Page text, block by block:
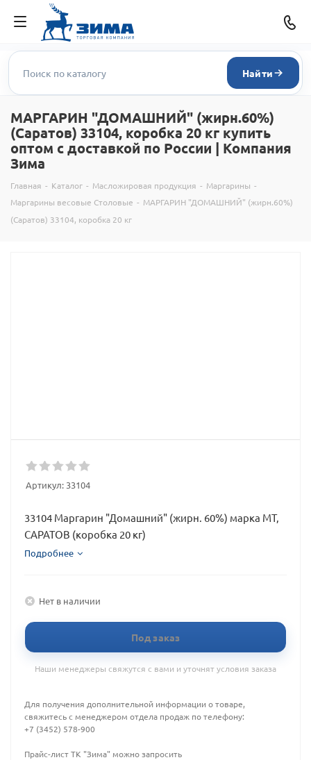
Найти
МАРГАРИН "ДОМАШНИЙ" (жирн.60%)
(Саратов) 33104, коробка 20 кг купить
оптом с доставкой по России | Компания
Зима
Главная - Каталог - Масложировая продукция - Маргарины -
Маргарины весовые Столовые - МАРГАРИН "ДОМАШНИЙ" (жирн.60%)
(Саратов) 33104, коробка 20 кг
Артикул: 33104
33104 Маргарин "Домашний" (жирн. 60%) марка МТ,
САРАТОВ (коробка 20 кг)
Подробнее
Нет в наличии
Под заказ
Наши менеджеры свяжутся с вами и уточнят условия заказа
Для получения дополнительной информации о товаре,
свяжитесь с менеджером отдела продаж по телефону:
+7 (3452) 578-900
Прайс-лист ТК "Зима" можно запросить